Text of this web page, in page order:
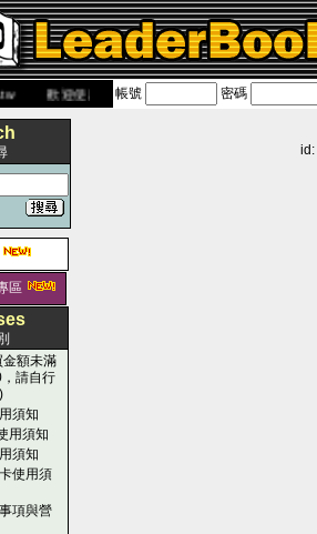
迎使用 國民旅遊卡！！
帳號 密碼
區
額未滿
請自行
須知
用須知
須知
使用須
項與營
id: